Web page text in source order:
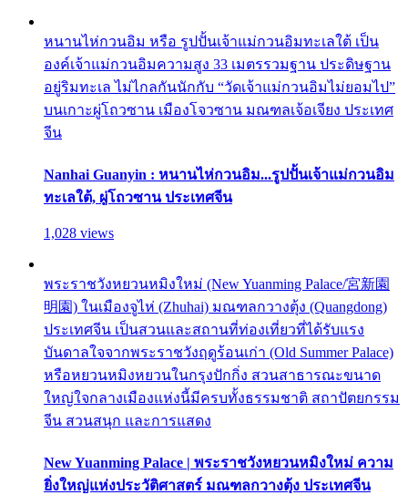
หนานไห่กวนอิม หรือ รูปปั้นเจ้าแม่กวนอิมทะเลใต้ เป็น
องค์เจ้าแม่กวนอิมความสูง 33 เมตรรวมฐาน ประดิษฐาน
อยู่ริมทะเล ไม่ไกลกันนักกับ “วัดเจ้าแม่กวนอิมไม่ยอมไป”
บนเกาะผู่โถวซาน เมืองโจวซาน มณฑลเจ้อเจียง ประเทศ
จีน
Nanhai Guanyin : หนานไห่กวนอิม...รูปปั้นเจ้าแม่กวนอิม
ทะเลใต้, ผู่โถวซาน ประเทศจีน
1,028 views
พระราชวังหยวนหมิงใหม่ (New Yuanming Palace/宮新園
明園) ในเมืองจูไห่ (Zhuhai) มณฑลกวางตุ้ง (Quangdong)
ประเทศจีน เป็นสวนและสถานที่ท่องเที่ยวที่ได้รับแรง
บันดาลใจจากพระราชวังฤดูร้อนเก่า (Old Summer Palace)
หรือหยวนหมิงหยวนในกรุงปักกิ่ง สวนสาธารณะขนาด
ใหญ่ใจกลางเมืองแห่งนี้มีครบทั้งธรรมชาติ สถาปัตยกรรม
จีน สวนสนุก และการแสดง
New Yuanming Palace | พระราชวังหยวนหมิงใหม่ ความ
ยิ่งใหญ่แห่งประวัติศาสตร์ มณฑลกวางตุ้ง ประเทศจีน